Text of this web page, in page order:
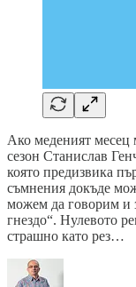
Ако меденият месец
сезон Станислав
която предизвика
съмнения докъде
можем да говорим и
гнездо“. Нулевото
страшно като рез…